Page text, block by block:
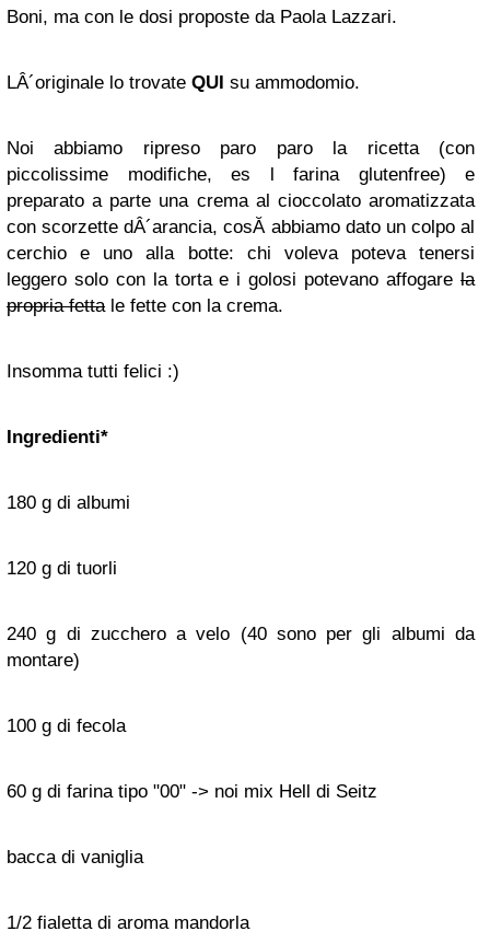
Boni, ma con le dosi proposte da Paola Lazzari.
LÂ´originale lo trovate QUI su ammodomio.
Noi abbiamo ripreso paro paro la ricetta (con
piccolissime modifiche, es l farina glutenfree) e
preparato a parte una crema al cioccolato aromatizzata
con scorzette dÂ´arancia, cosĂ­ abbiamo dato un colpo al
cerchio e uno alla botte: chi voleva poteva tenersi
leggero solo con la torta e i golosi potevano affogare la
propria fettale fette con la crema.
Insomma tutti felici :)
Ingredienti*
180 g di albumi
120 g di tuorli
240 g di zucchero a velo (40 sono per gli albumi da
montare)
100 g di fecola
60 g di farina tipo "00" -> noi mix Hell di Seitz
bacca di vaniglia
1/2 fialetta di aroma mandorla